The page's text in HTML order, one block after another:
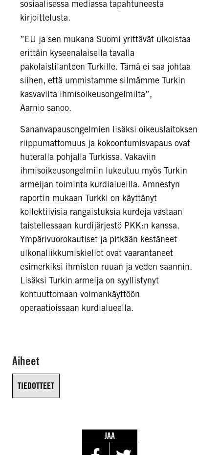
sosiaalisessa mediassa tapahtuneesta
kirjoittelusta.
”EU ja sen mukana Suomi yrittävät ulkoistaa
erittäin kyseenalaisella tavalla
pakolaistilanteen Turkille. Tämä ei saa johtaa
siihen, että ummistamme silmämme Turkin
kasvavilta ihmisoikeusongelmilta”,
Aarnio sanoo.
Sananvapausongelmien lisäksi oikeuslaitoksen
riippumattomuus ja kokoontumisvapaus ovat
huteralla pohjalla Turkissa. Vakaviin
ihmisoikeusongelmiin lukeutuu myös Turkin
armeijan toiminta kurdialueilla. Amnestyn
raportin mukaan Turkki on käyttänyt
kollektiivisia rangaistuksia kurdeja vastaan
taistellessaan kurdijärjestö PKK:n kanssa.
Ympärivuorokautiset ja pitkään kestäneet
ulkonaliikkumiskiellot ovat vaarantaneet
esimerkiksi ihmisten ruuan ja veden saannin.
Lisäksi Turkin armeija on syyllistynyt
kohtuuttomaan voimankäyttöön
operaatioissaan kurdialueella.
Aiheet
TIEDOTTEET
JAA